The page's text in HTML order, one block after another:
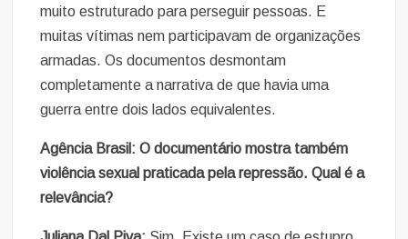
muito estruturado para perseguir pessoas. E
muitas vítimas nem participavam de organizações
armadas. Os documentos desmontam
completamente a narrativa de que havia uma
guerra entre dois lados equivalentes.
Agência Brasil: O documentário mostra também
violência sexual praticada pela repressão. Qual é a
relevância?